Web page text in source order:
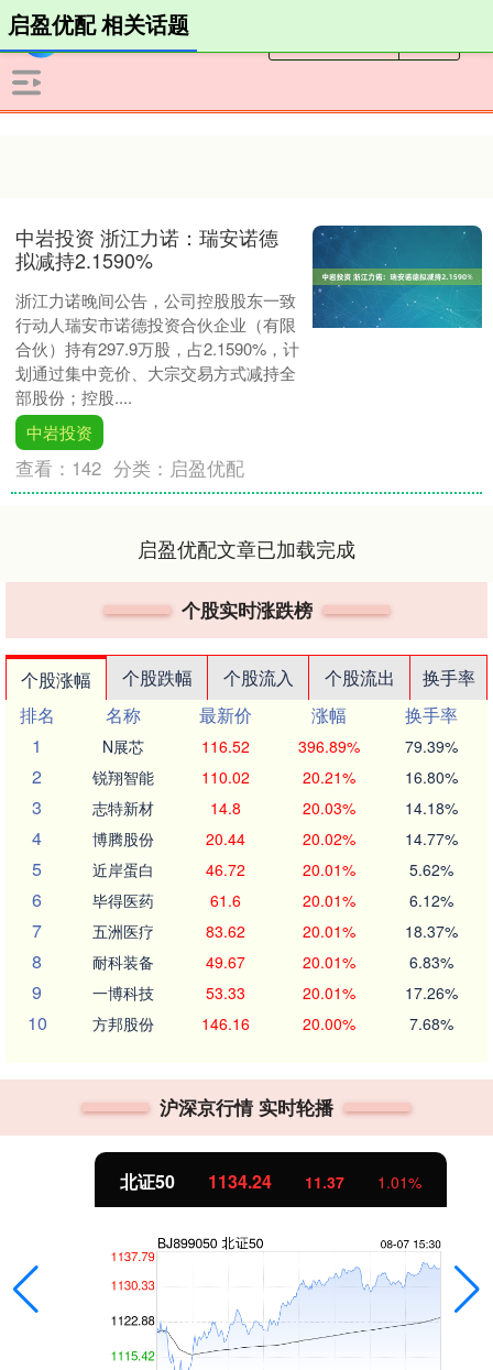
启盈优配 相关话题
中岩投资 浙江力诺：瑞安诺德
拟减持2.1590%
浙江力诺晚间公告，公司控股股东一致
行动人瑞安市诺德投资合伙企业（有限
合伙）持有297.9万股，占2.1590%，计
划通过集中竞价、大宗交易方式减持全
部股份；控股....
中岩投资
查看： 142 分类： 启盈优配
启盈优配文章已加载完成
个股实时涨跌榜
个股涨幅 个股跌幅 个股流入 个股流出
换手率
排名
名称 最新价 涨幅
换手率
1
N展芯 116.52 396.89% 79.39%
2 锐翔智能 110.02 20.21% 16.80%
3 志特新材 14.8 20.03% 14.18%
4 博腾股份 20.44 20.02% 14.77%
5 近岸蛋白 46.72 20.01% 5.62%
6 毕得医药 61.6 20.01% 6.12%
7 五洲医疗 83.62 20.01% 18.37%
8 耐科装备 49.67 20.01% 6.83%
9 一博科技 53.33 20.01% 17.26%
10 方邦股份 146.16 20.00% 7.68%
沪深京行情 实时轮播
北证50 1134.24 11.37 1.01%